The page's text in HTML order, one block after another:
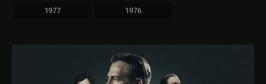
1977 1976